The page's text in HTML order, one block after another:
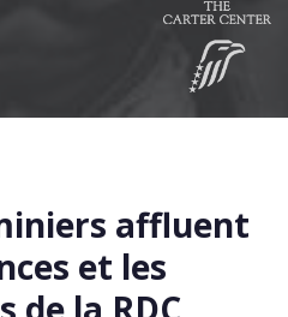
affluent
et les